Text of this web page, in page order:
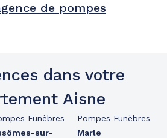
de pompes
dans votre
Aisne
Funèbres
sur-
Pompes Funèbres
Marle